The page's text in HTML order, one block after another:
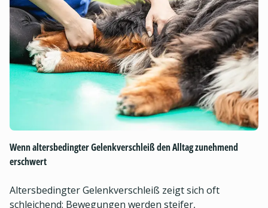
Wenn altersbedingter Gelenkverschleiß den Alltag zunehmend
erschwert
Altersbedingter Gelenkverschleiß zeigt sich oft
schleichend: Bewegungen werden steifer,